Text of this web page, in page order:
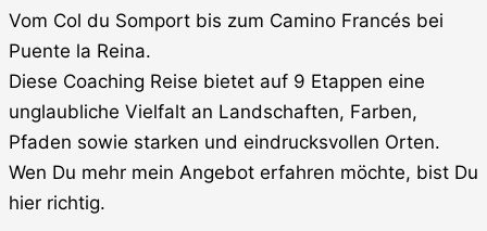
Vom Col du Somport bis zum Camino Francés bei
Puente la Reina.
Diese Coaching Reise bietet auf 9 Etappen eine
unglaubliche Vielfalt an Landschaften, Farben,
Pfaden sowie starken und eindrucksvollen Orten.
Wen Du mehr mein Angebot erfahren möchte, bist Du
hier richtig.